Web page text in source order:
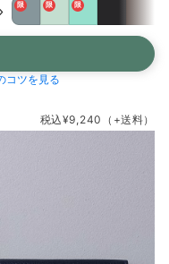
限 限 限
›
税込¥9,240 （+送料）
コツを見る